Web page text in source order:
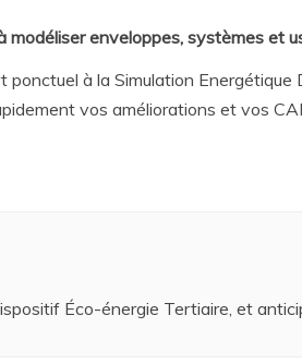
modéliser enveloppes, systèmes et
ponctuel à la Simulation
vos améliorations et vos
Éco-énergie Tertiaire, et